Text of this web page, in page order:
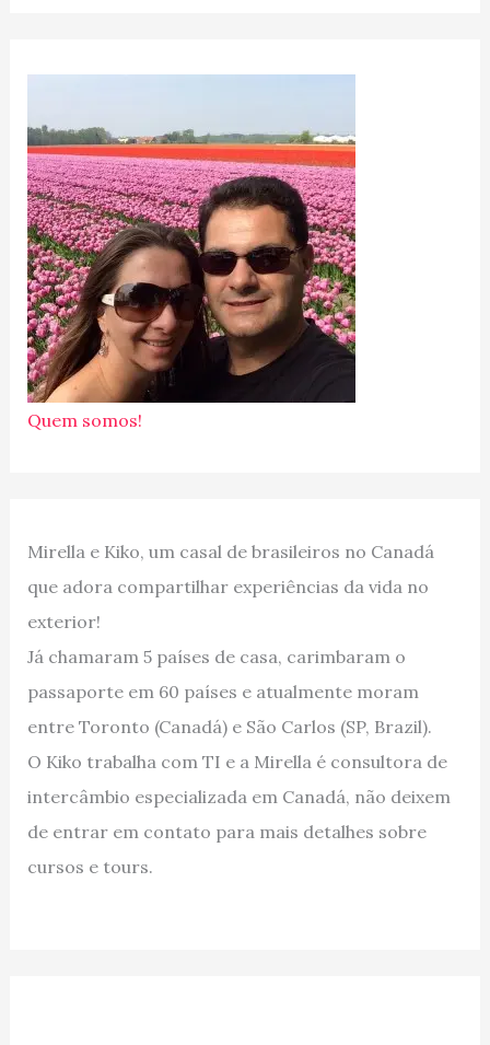
Quem somos!
Mirella e Kiko, um casal de brasileiros no Canadá
que adora compartilhar experiências da vida no
exterior!
Já chamaram 5 países de casa, carimbaram o
passaporte em 60 países e atualmente moram
entre Toronto (Canadá) e São Carlos (SP, Brazil).
O Kiko trabalha com TI e a Mirella é consultora de
intercâmbio especializada em Canadá, não deixem
de entrar em contato para mais detalhes sobre
cursos e tours.